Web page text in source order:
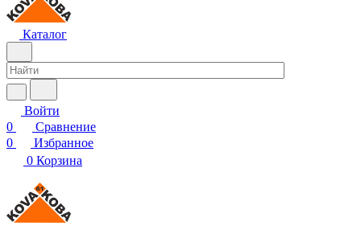
Каталог
Войти
0
Сравнение
0
Избранное
0 Корзина